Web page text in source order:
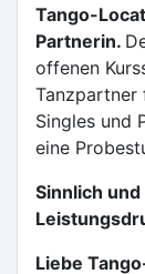
Tango-
Partnerin.
offenen
Tanzpartner
Singles und
eine
Sinnlich
Liebe